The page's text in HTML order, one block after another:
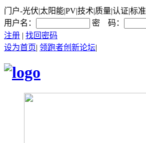
门户-光伏|太阳能|PV|技术|质量|认证|标准
用户名：
密 码：
注册 | 找回密码
设为首页| 领跑者创新论坛|